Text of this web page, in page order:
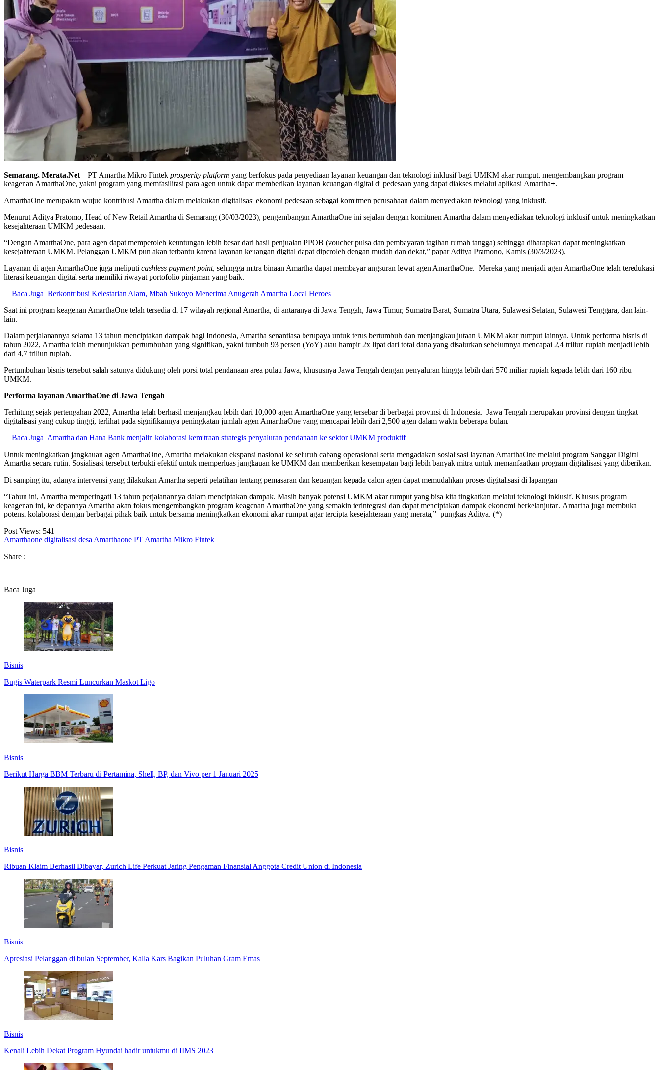
Semarang, Merata.Net – PT Amartha Mikro Fintek prosperity platform yang berfokus pada penyediaan layanan keuangan dan teknologi inklusif bagi UMKM akar rumput, mengembangkan program
keagenan AmarthaOne, yakni program yang memfasilitasi para agen untuk dapat memberikan layanan keuangan digital di pedesaan yang dapat diakses melalui aplikasi Amartha+.
AmarthaOne merupakan wujud kontribusi Amartha dalam melakukan digitalisasi ekonomi pedesaan sebagai komitmen perusahaan dalam menyediakan teknologi yang inklusif.
Menurut Aditya Pratomo, Head of New Retail Amartha di Semarang (30/03/2023), pengembangan AmarthaOne ini sejalan dengan komitmen Amartha dalam menyediakan teknologi inklusif untuk meningkatkan
kesejahteraan UMKM pedesaan.
“Dengan AmarthaOne, para agen dapat memperoleh keuntungan lebih besar dari hasil penjualan PPOB (voucher pulsa dan pembayaran tagihan rumah tangga) sehingga diharapkan dapat meningkatkan
kesejahteraan UMKM. Pelanggan UMKM pun akan terbantu karena layanan keuangan digital dapat diperoleh dengan mudah dan dekat,” papar Aditya Pramono, Kamis (30/3/2023).
Layanan di agen AmarthaOne juga meliputi cashless payment point, sehingga mitra binaan Amartha dapat membayar angsuran lewat agen AmarthaOne. Mereka yang menjadi agen AmarthaOne telah teredukasi
literasi keuangan digital serta memiliki riwayat portofolio pinjaman yang baik.
Baca Juga Berkontribusi Kelestarian Alam, Mbah Sukoyo Menerima Anugerah Amartha Local Heroes
Saat ini program keagenan AmarthaOne telah tersedia di 17 wilayah regional Amartha, di antaranya di Jawa Tengah, Jawa Timur, Sumatra Barat, Sumatra Utara, Sulawesi Selatan, Sulawesi Tenggara, dan lain-
lain.
Dalam perjalanannya selama 13 tahun menciptakan dampak bagi Indonesia, Amartha senantiasa berupaya untuk terus bertumbuh dan menjangkau jutaan UMKM akar rumput lainnya. Untuk performa bisnis di
tahun 2022, Amartha telah menunjukkan pertumbuhan yang signifikan, yakni tumbuh 93 persen (YoY) atau hampir 2x lipat dari total dana yang disalurkan sebelumnya mencapai 2,4 triliun rupiah menjadi lebih
dari 4,7 triliun rupiah.
Pertumbuhan bisnis tersebut salah satunya didukung oleh porsi total pendanaan area pulau Jawa, khususnya Jawa Tengah dengan penyaluran hingga lebih dari 570 miliar rupiah kepada lebih dari 160 ribu
UMKM.
Performa layanan AmarthaOne di Jawa Tengah
Terhitung sejak pertengahan 2022, Amartha telah berhasil menjangkau lebih dari 10,000 agen AmarthaOne yang tersebar di berbagai provinsi di Indonesia. Jawa Tengah merupakan provinsi dengan tingkat
digitalisasi yang cukup tinggi, terlihat pada signifikannya peningkatan jumlah agen AmarthaOne yang mencapai lebih dari 2,500 agen dalam waktu beberapa bulan.
Baca Juga Amartha dan Hana Bank menjalin kolaborasi kemitraan strategis penyaluran pendanaan ke sektor UMKM produktif
Untuk meningkatkan jangkauan agen AmarthaOne, Amartha melakukan ekspansi nasional ke seluruh cabang operasional serta mengadakan sosialisasi layanan AmarthaOne melalui program Sanggar Digital
Amartha secara rutin. Sosialisasi tersebut terbukti efektif untuk memperluas jangkauan ke UMKM dan memberikan kesempatan bagi lebih banyak mitra untuk memanfaatkan program digitalisasi yang diberikan.
Di samping itu, adanya intervensi yang dilakukan Amartha seperti pelatihan tentang pemasaran dan keuangan kepada calon agen dapat memudahkan proses digitalisasi di lapangan.
“Tahun ini, Amartha memperingati 13 tahun perjalanannya dalam menciptakan dampak. Masih banyak potensi UMKM akar rumput yang bisa kita tingkatkan melalui teknologi inklusif. Khusus program
keagenan ini, ke depannya Amartha akan fokus mengembangkan program keagenan AmarthaOne yang semakin terintegrasi dan dapat menciptakan dampak ekonomi berkelanjutan. Amartha juga membuka
potensi kolaborasi dengan berbagai pihak baik untuk bersama meningkatkan ekonomi akar rumput agar tercipta kesejahteraan yang merata,” pungkas Aditya. (*)
Post Views: 541
Amarthaone digitalisasi desa Amarthaone PT Amartha Mikro Fintek
Share :
Baca Juga
Bisnis
Bugis Waterpark Resmi Luncurkan Maskot Ligo
Bisnis
Berikut Harga BBM Terbaru di Pertamina, Shell, BP, dan Vivo per 1 Januari 2025
Bisnis
Ribuan Klaim Berhasil Dibayar, Zurich Life Perkuat Jaring Pengaman Finansial Anggota Credit Union di Indonesia
Bisnis
Apresiasi Pelanggan di bulan September, Kalla Kars Bagikan Puluhan Gram Emas
Bisnis
Kenali Lebih Dekat Program Hyundai hadir untukmu di IIMS 2023